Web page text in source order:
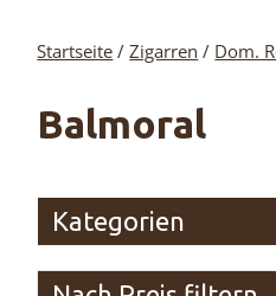
Startseite /Zigarren / Dom.
Balmoral
Kategorien